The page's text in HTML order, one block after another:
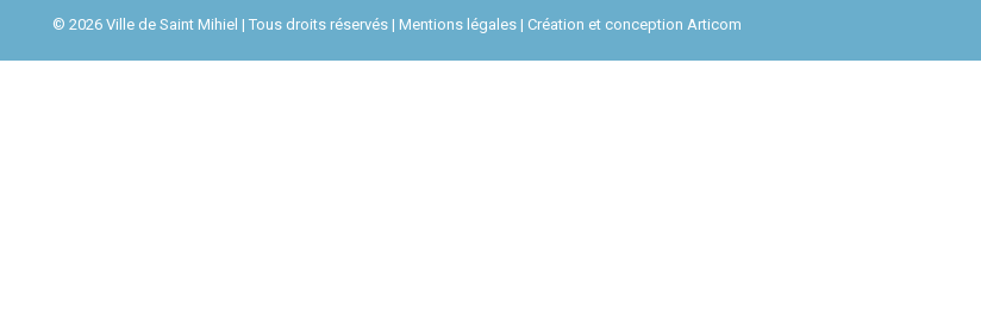
© 2026 Ville de Saint Mihiel | Tous droits réservés | Mentions légales | Création et conception Articom